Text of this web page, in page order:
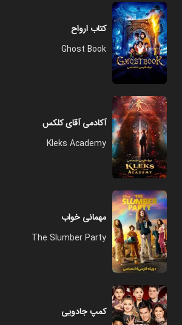
کتاب ارواح
Ghost Book
آکادمی آقای کلکس
Kleks Academy
مهمانی خواب
The Slumber Party
کمپ جادویی